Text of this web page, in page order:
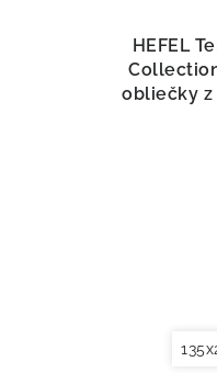
HEFEL
obliečky